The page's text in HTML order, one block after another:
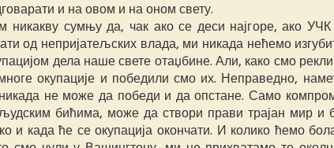
и на овом и на оном свету.
никакву сумњу да, чак ако се деси најгоре, ако УЧК
од непријатељских влада, ми никада нећемо
дела наше свете отаџбине. Али, како смо
окупације и победили смо их. Неправедно,
никада не може да победи и да опстане. Само
бићима, може да створи прави трајан мир и
и када ће се окупација окончати. И колико ћемо